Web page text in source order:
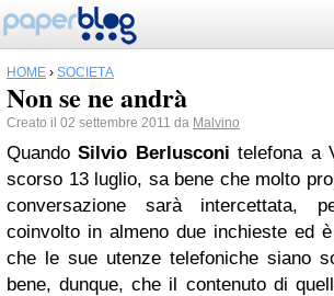
HOME › SOCIETÀ
Non se ne andrà
Creato il 02 settembre 2011 da Malvino
QuandoSilvio Berlusconi telefona a
scorso 13 luglio, sa bene che molto
conversazione sarà intercettata,
coinvolto in almeno due inchieste ed
che le sue utenze telefoniche siano
bene, dunque, che il contenuto di